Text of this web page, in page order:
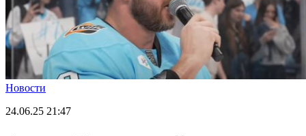
Новости
24.06.25 21:47